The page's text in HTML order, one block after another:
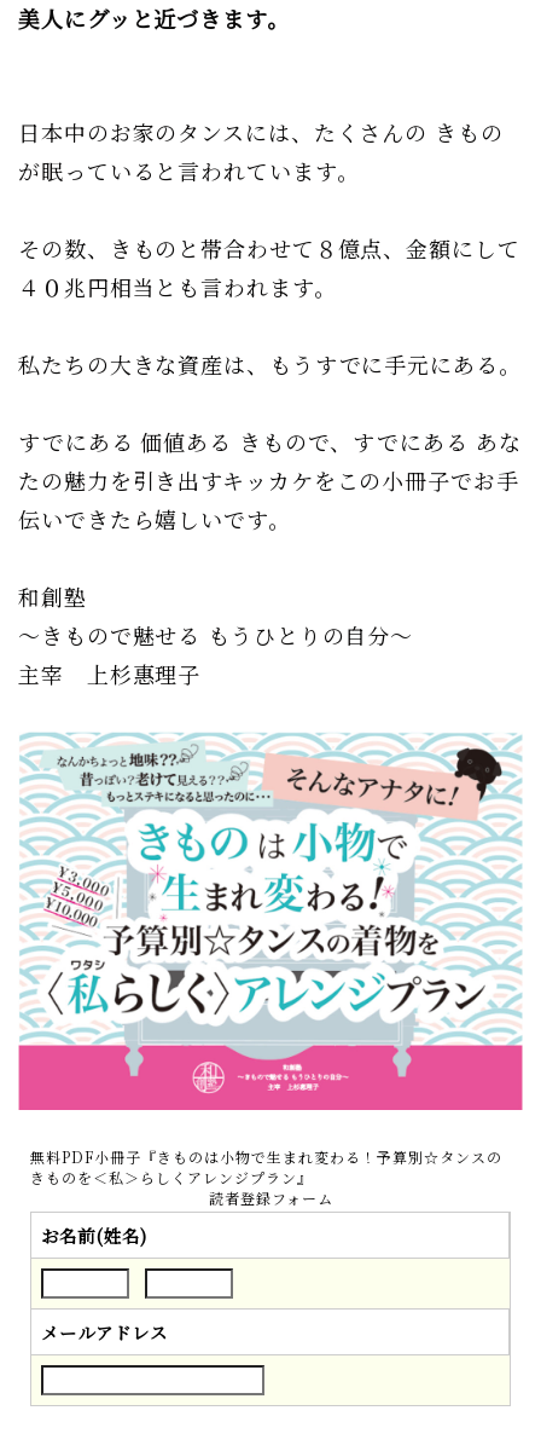
美人にグッと近づきます。
日本中のお家のタンスには、たくさんの きもの
が眠っていると言われています。
その数、きものと帯合わせて８億点、金額にして
４０兆円相当とも言われます。
私たちの大きな資産は、もうすでに手元にある。
すでにある 価値ある きもので、すでにある あな
たの魅力を引き出すキッカケをこの小冊子でお手
伝いできたら嬉しいです。
和創塾
〜きもので魅せる もうひとりの自分〜
主宰 上杉惠理子
無料PDF小冊子『きものは小物で生まれ変わる！予算別☆タンスの
きものを＜私＞らしくアレンジプラン』
読者登録フォーム
お名前(姓名)
メールアドレス